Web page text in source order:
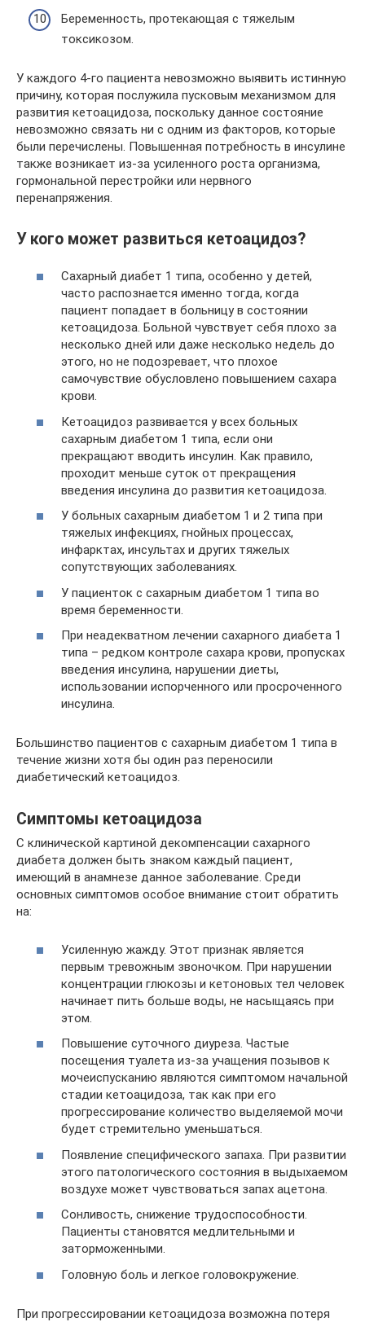
Беременность, протекающая с тяжелым
токсикозом.
У каждого 4-го пациента невозможно выявить истинную
причину, которая послужила пусковым механизмом для
развития кетоацидоза, поскольку данное состояние
невозможно связать ни с одним из факторов, которые
были перечислены. Повышенная потребность в инсулине
также возникает из-за усиленного роста организма,
гормональной перестройки или нервного
перенапряжения.
У кого может развиться кетоацидоз?
Сахарный диабет 1 типа, особенно у детей,
часто распознается именно тогда, когда
пациент попадает в больницу в состоянии
кетоацидоза. Больной чувствует себя плохо за
несколько дней или даже несколько недель до
этого, но не подозревает, что плохое
самочувствие обусловлено повышением сахара
крови.
Кетоацидоз развивается у всех больных
сахарным диабетом 1 типа, если они
прекращают вводить инсулин. Как правило,
проходит меньше суток от прекращения
введения инсулина до развития кетоацидоза.
У больных сахарным диабетом 1 и 2 типа при
тяжелых инфекциях, гнойных процессах,
инфарктах, инсультах и других тяжелых
сопутствующих заболеваниях.
У пациенток с сахарным диабетом 1 типа во
время беременности.
При неадекватном лечении сахарного диабета 1
типа – редком контроле сахара крови, пропусках
введения инсулина, нарушении диеты,
использовании испорченного или просроченного
инсулина.
Большинство пациентов с сахарным диабетом 1 типа в
течение жизни хотя бы один раз переносили
диабетический кетоацидоз.
Симптомы кетоацидоза
С клинической картиной декомпенсации сахарного
диабета должен быть знаком каждый пациент,
имеющий в анамнезе данное заболевание. Среди
основных симптомов особое внимание стоит обратить
на:
Усиленную жажду. Этот признак является
первым тревожным звоночком. При нарушении
концентрации глюкозы и кетоновых тел человек
начинает пить больше воды, не насыщаясь при
этом.
Повышение суточного диуреза. Частые
посещения туалета из-за учащения позывов к
мочеиспусканию являются симптомом начальной
стадии кетоацидоза, так как при его
прогрессирование количество выделяемой мочи
будет стремительно уменьшаться.
Появление специфического запаха. При развитии
этого патологического состояния в выдыхаемом
воздухе может чувствоваться запах ацетона.
Сонливость, снижение трудоспособности.
Пациенты становятся медлительными и
заторможенными.
Головную боль и легкое головокружение.
При прогрессировании кетоацидоза возможна потеря